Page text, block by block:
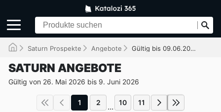
Saturn Prospekte Angebote Gültig bis 09.06.2026
SATURN ANGEBOTE
Gültig von 26. Mai 2026 bis 9. Juni 2026
1 2 ... 10 11